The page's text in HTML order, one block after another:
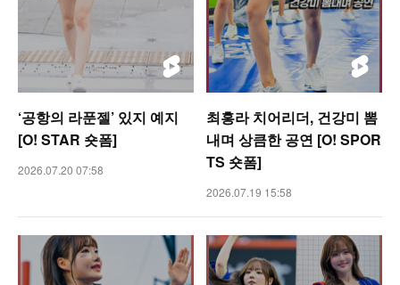
‘공항의 라푼젤’ 있지 예지
[O! STAR 숏폼]
2026.07.20 07:58
최홍라 치어리더, 건강미 뽐
내며 상큼한 공연 [O! SPOR
TS 숏폼]
2026.07.19 15:58